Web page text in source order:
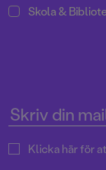
Skola &
Klicka här för